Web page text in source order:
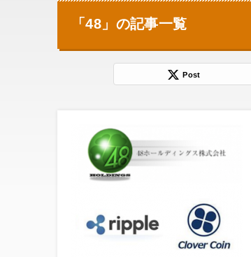
「48」の記事一覧
Post